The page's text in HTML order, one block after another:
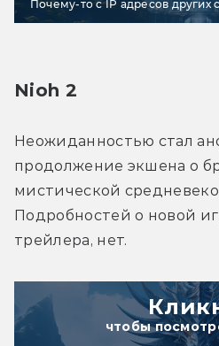
Почему-то с IP адресов других
Nioh 2
Неожиданностью стал
продолжение экшена о
мистической
Подробностей о новой
трейлера, нет.
чтобы